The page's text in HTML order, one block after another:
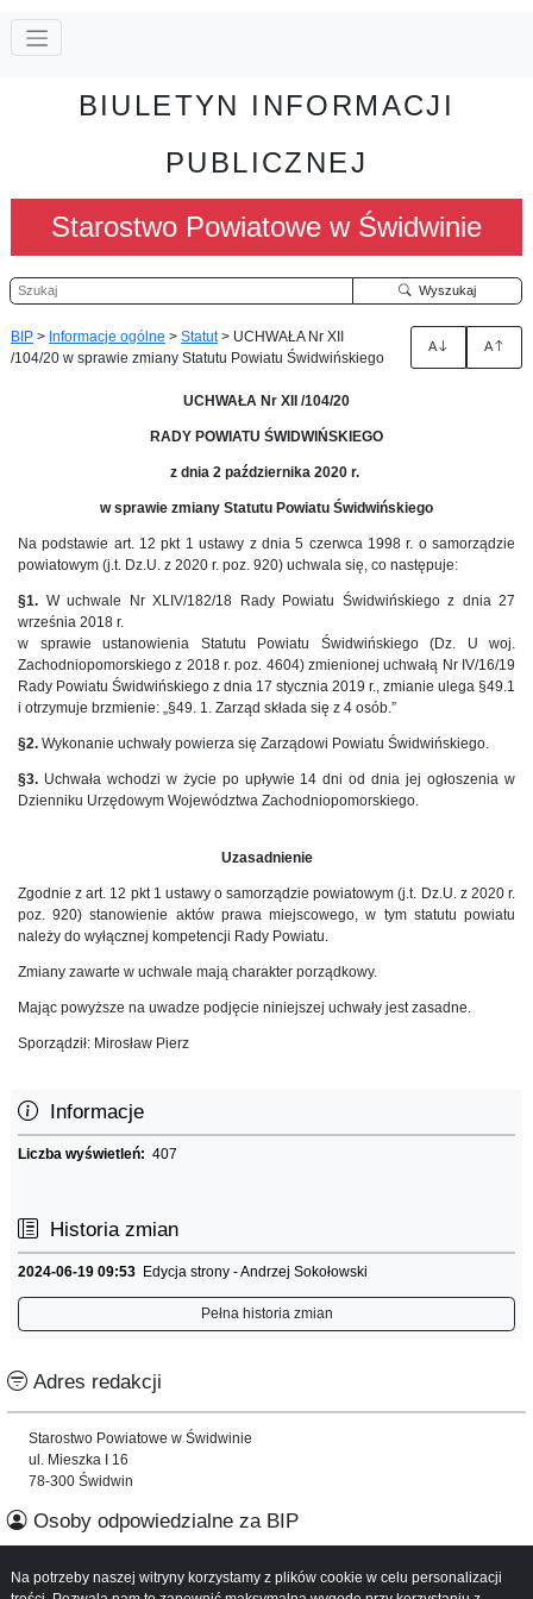
BIULETYN INFORMACJI
PUBLICZNEJ
Starostwo Powiatowe w Świdwinie
Szukaj Wyszukaj
BIP > Informacje ogólne > Statut> UCHWAŁA Nr XII
/104/20 w sprawie zmiany Statutu Powiatu Świdwińskiego
A A
UCHWAŁA Nr XII /104/20
RADY POWIATU ŚWIDWIŃSKIEGO
z dnia 2 października 2020 r.
w sprawie zmiany Statutu Powiatu Świdwińskiego
Na podstawie art. 12 pkt 1 ustawy z dnia 5 czerwca 1998 r. o samorządzie
powiatowym (j.t. Dz.U. z 2020 r. poz. 920) uchwala się, co następuje:
§1. W uchwale Nr XLIV/182/18 Rady Powiatu Świdwińskiego z dnia 27
września 2018 r.
w sprawie ustanowienia Statutu Powiatu Świdwińskiego (Dz. U woj.
Zachodniopomorskiego z 2018 r. poz. 4604) zmienionej uchwałą Nr IV/16/19
Rady Powiatu Świdwińskiego z dnia 17 stycznia 2019 r., zmianie ulega §49.1
i otrzymuje brzmienie: „§49. 1. Zarząd składa się z 4 osób.”
§2. Wykonanie uchwały powierza się Zarządowi Powiatu Świdwińskiego.
§3. Uchwała wchodzi w życie po upływie 14 dni od dnia jej ogłoszenia w
Dzienniku Urzędowym Województwa Zachodniopomorskiego.
Uzasadnienie
Zgodnie z art. 12 pkt 1 ustawy o samorządzie powiatowym (j.t. Dz.U. z 2020 r.
poz. 920) stanowienie aktów prawa miejscowego, w tym statutu powiatu
należy do wyłącznej kompetencji Rady Powiatu.
Zmiany zawarte w uchwale mają charakter porządkowy.
Mając powyższe na uwadze podjęcie niniejszej uchwały jest zasadne.
Sporządził: Mirosław Pierz
Informacje
Liczba wyświetleń: 407
Historia zmian
2024-06-19 09:53 Edycja strony - Andrzej Sokołowski
Pełna historia zmian
Adres redakcji
Starostwo Powiatowe w Świdwinie
ul. Mieszka I 16
78-300 Świdwin
Osoby odpowiedzialne za BIP
Informacje o serwisie
Na potrzeby naszej witryny korzystamy z plików cookie w celu personalizacji